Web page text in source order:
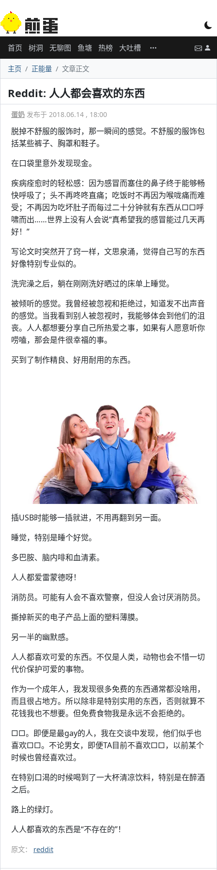
首页 树洞 无聊图 鱼塘 热榜 大吐槽
主页 正能量 文章正文
Reddit: 人人都会喜欢的东西
蛋奶 发布于 2018.06.14 , 18:00
脱掉不舒服的服饰时，那一瞬间的感觉。不舒服的服饰包
括某些裤子、胸罩和鞋子。
在口袋里意外发现现金。
疾病痊愈时的轻松感：因为感冒而塞住的鼻子终于能够畅
快呼吸了；头不再咚咚直痛；吃饭时不再因为喉咙痛而难
受；不再因为吃坏肚子而每过二十分钟就有东西从□□呼
啸而出……世界上没有人会说“真希望我的感冒能过几天再
好！”
写论文时突然开了窍一样，文思泉涌，觉得自己写的东西
好像特别专业似的。
洗完澡之后，躺在刚刚洗好晒过的床单上睡觉。
被倾听的感觉。我曾经被忽视和拒绝过，知道发不出声音
的感觉。当我看到别人被忽视时，我能够体会到他们的沮
丧。人人都想要分享自己所热爱之事，如果有人愿意听你
唠嗑，那会是件很幸福的事。
买到了制作精良、好用耐用的东西。
插USB时能够一插就进，不用再翻到另一面。
睡觉，特别是睡个好觉。
多巴胺、脑内啡和血清素。
人人都爱雷蒙德呀！
消防员。可能有人会不喜欢警察，但没人会讨厌消防员。
撕掉新买的电子产品上面的塑料薄膜。
另一半的幽默感。
人人都喜欢可爱的东西。不仅是人类，动物也会不惜一切
代价保护可爱的事物。
作为一个成年人，我发现很多免费的东西通常都没啥用，
而且很占地方。所以除非是特别实用的东西，否则就算不
花钱我也不想要。但免费食物我是永远不会拒绝的。
□□。即便是最gay的人，我在交谈中发现，他们似乎也
喜欢□□。不论男女，即便TA目前不喜欢□□，以前某个
时候也曾经喜欢过。
在特别口渴的时候喝到了一大杯清凉饮料，特别是在醉酒
之后。
路上的绿灯。
人人都喜欢的东西是“不存在的”！
原文： reddit